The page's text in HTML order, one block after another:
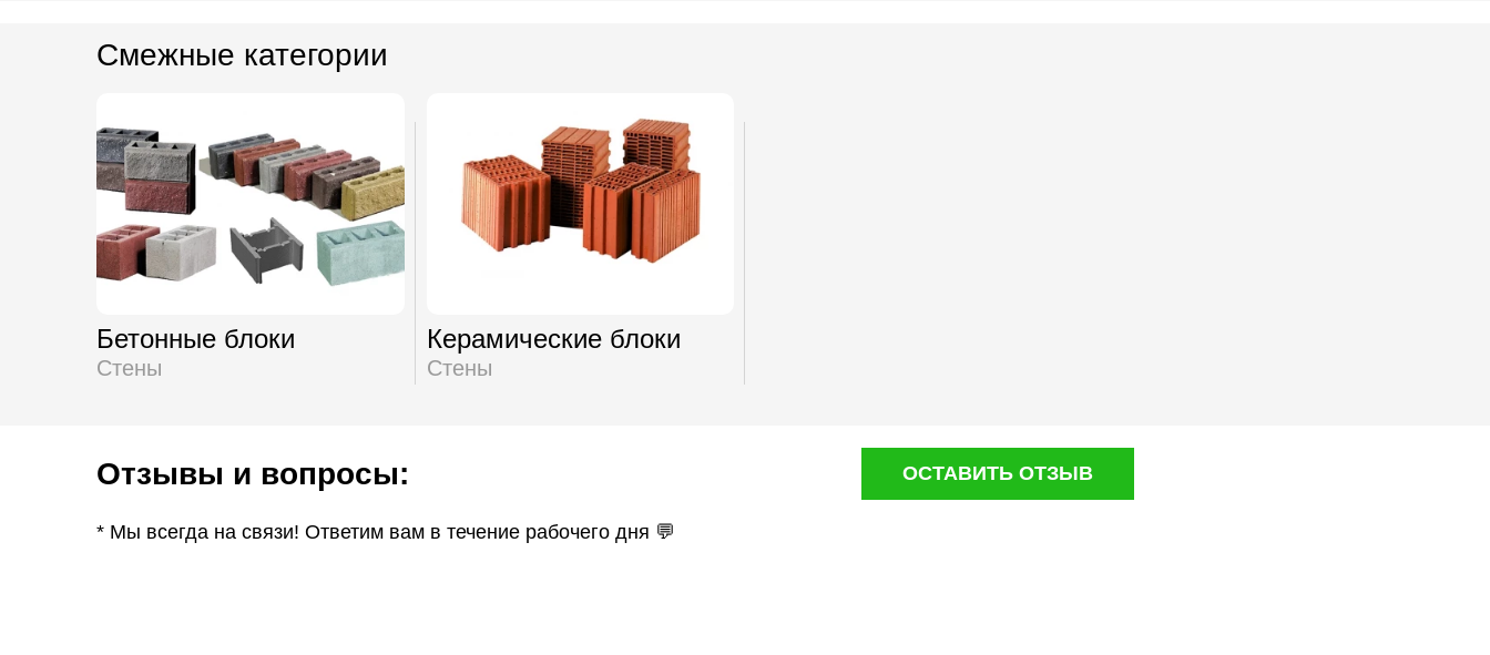
Смежные категории
Бетонные блоки
Стены
Керамические блоки
Стены
Отзывы и вопросы: ОСТАВИТЬ ОТЗЫВ
* Мы всегда на связи! Ответим вам в течение рабочего дня 💬